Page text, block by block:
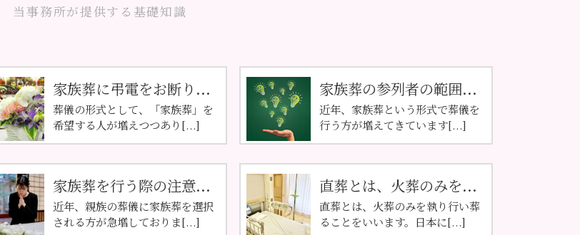
当事務所が提供する基礎知識
家族葬に弔電をお断り...
葬儀の形式として、「家族葬」を
希望する人が増えつつあり[...]
家族葬の参列者の範囲...
近年、家族葬という形式で葬儀を
行う方が増えてきています[...]
家族葬を行う際の注意...
近年、親族の葬儀に家族葬を選択
される方が急増しておりま[...]
直葬とは、火葬のみを...
直葬とは、火葬のみを執り行い葬
ることをいいます。日本に[...]